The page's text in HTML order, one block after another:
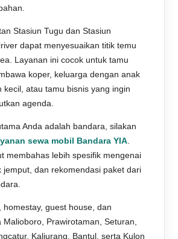
Stasiun Tugu dan Stasiun
dapat menyesuaikan titik temu
Layanan ini cocok untuk tamu
koper, keluarga dengan anak
kecil, atau tamu bisnis yang ingin
agenda.
Anda adalah bandara, silakan
sewa mobil Bandara YIA
membahas lebih spesifik mengenai
jemput, dan rekomendasi paket dari
homestay, guest house, dan
Prawirotaman, Seturan,
Kaliurang, Bantul, serta Kulon